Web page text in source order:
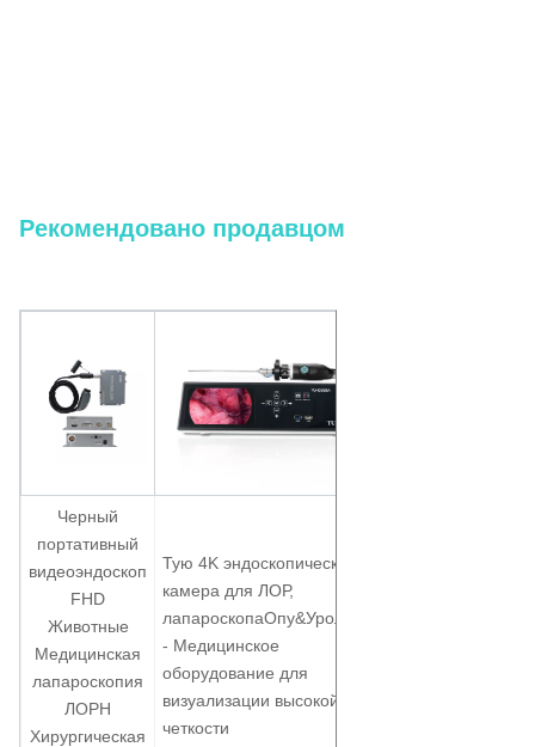
Рекомендовано продавцом
Черный
портативный
видеоэндоскоп
FHD
Животные
Медицинская
лапароскопия
ЛОРН
Хирургическая
Тую 4K эндоскопическая
камера для ЛОР,
лапароскопаОпy&Урология
- Медицинское
оборудование для
визуализации высокой
четкости